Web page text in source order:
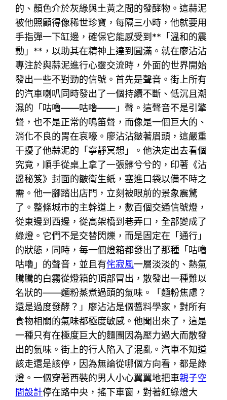
的、顏色介於灰綠與土黃之間的發酵物。這蒜泥
被他照顧得像稀世珍寶，每隔三小時，他就要用
手指彈一下缸邊，確保它能感受到**「溫和的震
動」**，以助其在精神上達到圓滿。就在廖沾沾
專注於與蒜泥進行心靈交流時，外面的世界開始
發出一些不對勁的信號。首先是聲音。街上所有
的汽車喇叭同時發出了一個持續不斷、低沉且潮
濕的「咕嚕——咕嚕——」聲。這聲音不是引擎
聲，也不是正常的鳴笛聲，而像是一個巨大的、
消化不良的胃在哀嚎。廖沾沾皺著眉頭，這嚴重
干擾了他蒜泥的「寧靜冥想」。他決定出去看個
究竟，順手從桌上拿了一張髒兮兮的，印著《沾
醬秘笈》封面的皺衛生紙，塞進口袋以備不時之
需。他一腳踏出店門，立刻被眼前的景象震驚
了。整條城市的主幹道上，數百個交通信號燈，
從東邊到西邊，從高架橋到巷弄口，全部變成了
綠燈。它們不是交替閃爍，而是固定在「通行」
的狀態，同時，每一個燈箱都發出了那種「咕嚕
咕嚕」的聲音，並且有侘寂風一層淡淡的、熱氣
騰騰的白霧從燈箱的頂部冒出，散發出一種難以
名狀的——麵粉蒸煮過頭的氣味。「麵粉焦慮？
還是過度發酵？」廖沾沾是個醬料學家，對所有
食物相關的氣味都極度敏感。他聞出來了，這是
一種只有在極度巨大的麵團因為壓力過大而散發
出的氣味。街上的行人陷入了混亂。汽車不知道
該走還是該停，因為無論從哪個方向看，都是綠
燈。一個穿著西裝的男人小心翼翼地把車親子空
間設計停在路中央，搖下車窗，對著紅綠燈大